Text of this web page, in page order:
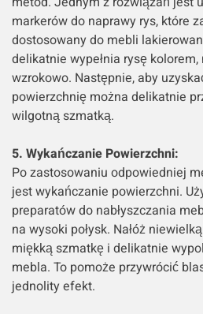
markerów do naprawy rys, które
dostosowany do mebli
delikatnie wypełnia rysę
wzrokowo. Następnie, aby
powierzchnię można delikatnie
wilgotną szmatką.
5. Wykańczanie Powierzchni:
Po zastosowaniu odpowiedniej
jest wykańczanie powierzchni.
preparatów do nabłyszczania
na wysoki połysk. Nałóż
miękką szmatkę i delikatnie
mebla. To pomoże przywrócić
jednolity efekt.